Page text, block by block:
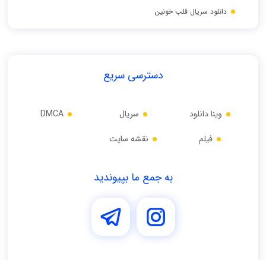
دانلود سریال قلب خونین
دسترسی سریع
وینا دانلود
فیلم
سریال
نقشه سایت
DMCA
به جمع ما بپیوندید